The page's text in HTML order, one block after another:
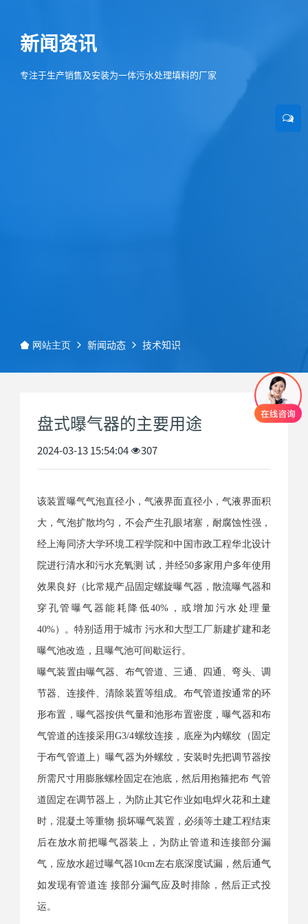
新闻资讯
专注于生产销售及安装为一体污水处理填料的厂家
网站主页 新闻动态 技术知识
盘式曝气器的主要用途
2024-03-13 15:54:04 307
该装置曝气气泡直径小，气液界面直径小，气液界面积
大，气泡扩散均匀，不会产生孔眼堵塞，耐腐蚀性强，
经上海同济大学环境工程学院和中国市政工程华北设计
院进行清水和污水充氧测 试，并经50多家用户多年使用
效果良好（比常规产品固定螺旋曝气器，散流曝气器和
穿孔管曝气器能耗降低40%，或增加污水处理量
40%）。特别适用于城市 污水和大型工厂新建扩建和老
曝气池改造，且曝气池可间歇运行。
曝气装置由曝气器、布气管道、三通、四通、弯头、调
节器、连接件、清除装置等组成。布气管道按通常的环
形布置，曝气器按供气量和池形布置密度，曝气器和布
气管道的连接采用G3/4螺纹连接，底座为内螺纹（固定
于布气管道上）曝气器为外螺纹，安装时先把调节器按
所需尺寸用膨胀螺栓固定在池底，然后用抱箍把布 气管
道固定在调节器上，为防止其它作业如电焊火花和土建
时，混凝土等重物 损坏曝气装置，必须等土建工程结束
后在放水前把曝气器装上，为防止管道和连接部分漏
气，应放水超过曝气器10cm左右底深度试漏，然后通气
如发现有管道连 接部分漏气应及时排除，然后正式投
运。